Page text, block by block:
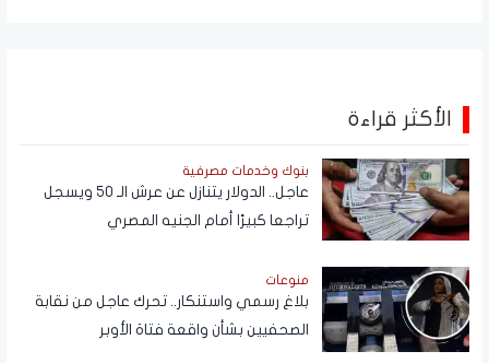
الأكثر قراءة
بنوك وخدمات مصرفية
عاجل.. الدولار يتنازل عن عرش الـ 50 ويسجل
تراجعا كبيرًا أمام الجنيه المصري
منوعات
بلاغ رسمي واستنكار.. تحرك عاجل من نقابة
الصحفيين بشأن واقعة فتاة الأوبر